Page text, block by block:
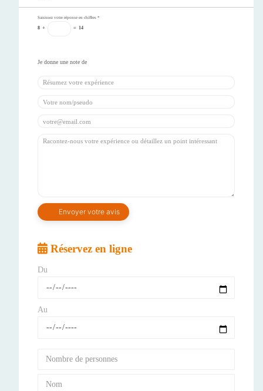
Saisissez votre réponse en chiffres *
8 + = 14
Réservez en ligne
Du
Au